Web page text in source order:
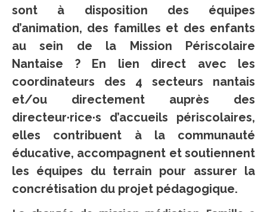
sont à disposition des équipes
d’animation, des familles et des enfants
au sein de la Mission Périscolaire
Nantaise ? En lien direct avec les
coordinateurs des 4 secteurs nantais
et/ou directement auprès des
directeur·rice·s d’accueils périscolaires,
elles contribuent à la communauté
éducative, accompagnent et soutiennent
les équipes du terrain pour assurer la
concrétisation du projet pédagogique.